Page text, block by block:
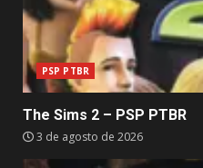
PSP PTBR
The Sims 2 – PSP PTBR
3 de agosto de 2026